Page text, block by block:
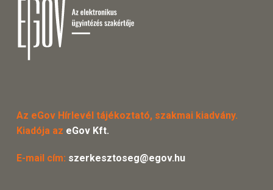
Az eGov Hírlevél tájékoztató, szakmai kiadvány.
Kiadója az eGov Kft.
E-mail cím: szerkesztoseg@egov.hu